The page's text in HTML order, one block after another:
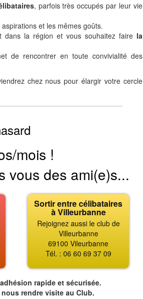
, parfois très occupés par leur vie
et les mêmes goûts.
dans la région et vous souhaitez faire la
de rencontrer en toute convivialité des
chez nous pour élargir votre cercle
mois !
vous des ami(e)s...
Sortir entre célibataires
à Villeurbanne
Rejoignez aussi le club de
Villeurbanne
69100 Vileurbanne
Tél. : 06 60 69 37 09
rapide et sécurisée.
rendre visite au Club.